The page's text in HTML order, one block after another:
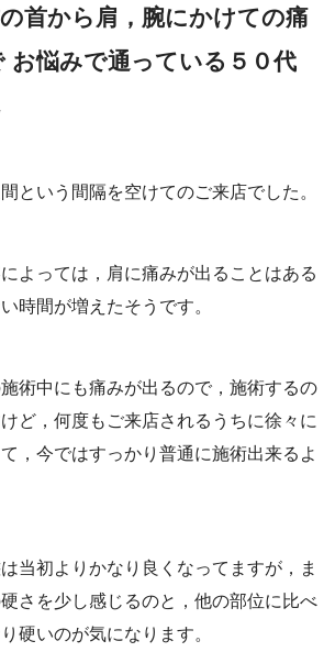
首から肩，腕にかけての痛
お悩みで通っている５０代
という間隔を空けてのご来店でした。
よっては，肩に痛みが出ることはある
時間が増えたそうです。
術中にも痛みが出るので，施術するの
ど，何度もご来店されるうちに徐々に
，今ではすっかり普通に施術出来るよ
当初よりかなり良くなってますが，ま
さを少し感じるのと，他の部位に比べ
硬いのが気になります。